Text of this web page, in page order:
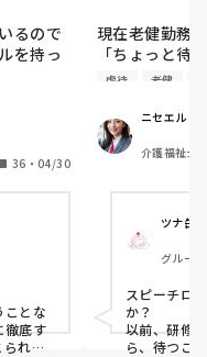
るので
を持っ
出して
に謝罪
対策っ
36 ・ 04/30
ことな
徹底す
れた
現在老健勤務
「ちょっと待
さい」って言
いう理由で不
つまり虐待と
そんなに悪い
虐待 老健
ニセエル
介護福祉士,
ツナ缶
グルー
スピーチロ
か？
以前、研修
ら、待つこ